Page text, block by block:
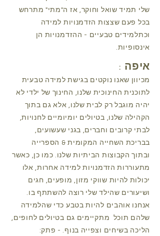
שלי תמיד שואל וחוקר, אז ה"מתי" מתרחש
בכל פעם שצצות הזדמנויות למידה
וכתלמידים טבעיים - ההזדמנויות הן
אינסופיות.
איפה
:
מכיוון שאנו נוקטים בגישת למידה טבעית
לתוכנית החינוכית שלנו, החינוך של ילדי לא
יהיה מוגבל רק לבית שלנו, אלא גם בתוך
הקהילה שלנו, בטיולים יומיומיים לחנויות,
לבתי קרובים וחברים, בגני שעשועים,
בבריכת השחייה המקומית & הספרייה
ובתוך הקבוצות הביתיות שלנו. כמו כן, כאשר
מתעוררות הזדמנויות למידה אחרות, אלו
יכולות להיות שווקי מזון, מופעים, חגים
ושיעורים שהילד שלי רוצה להשתתף בו.
אנחנו אוהבים להיות בטבע כדי שהלמידה
שלהם תוכל
מתקיימים גם בטיולים לחופים,
הליכה בשיחים וצפייה בנוף. - פתק: